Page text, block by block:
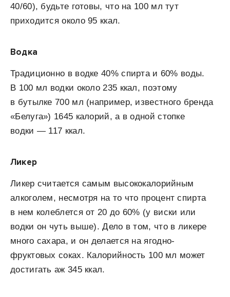
40/60), будьте готовы, что на 100 мл тут
приходится около 95 ккал.
Водка
Традиционно в водке 40% спирта и 60% воды.
В 100 мл водки около 235 ккал, поэтому
в бутылке 700 мл (например, известного бренда
«Белуга») 1645 калорий, а в одной стопке
водки — 117 ккал.
Ликер
Ликер считается самым высококалорийным
алкоголем, несмотря на то что процент спирта
в нем колеблется от 20 до 60% (у виски или
водки он чуть выше). Дело в том, что в ликере
много сахара, и он делается на ягодно-
фруктовых соках. Калорийность 100 мл может
достигать аж 345 ккал.